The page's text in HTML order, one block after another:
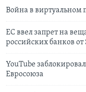
Война в виртуальном
ЕС ввел запрет на
российских банков от
YouTube
Евросоюза